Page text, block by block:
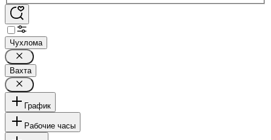
Чухлома
Вахта
График
Рабочие часы